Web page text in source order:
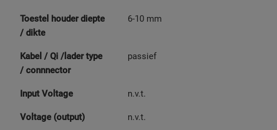
Toestel houder diepte
/ dikte
6-10 mm
Kabel / Qi /lader type
/ connnector
passief
Input Voltage n.v.t.
Voltage (output) n.v.t.